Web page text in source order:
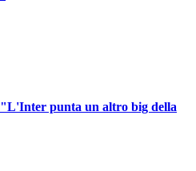
punta un altro big della